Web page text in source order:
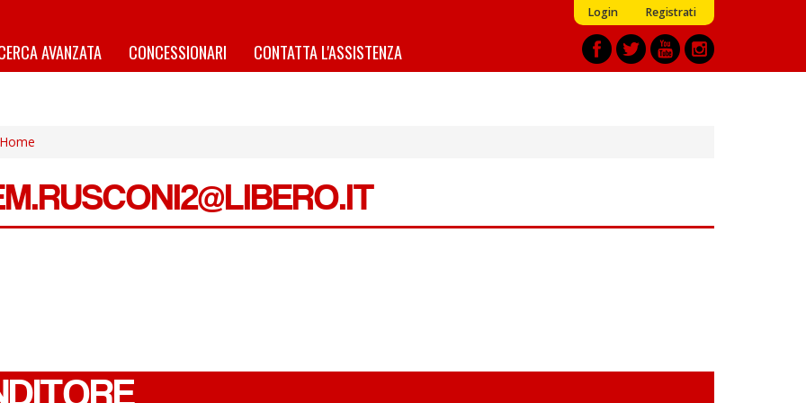
Login Registrati
AVANZATA CONCESSIONARI CONTATTA L'ASSISTENZA
Home